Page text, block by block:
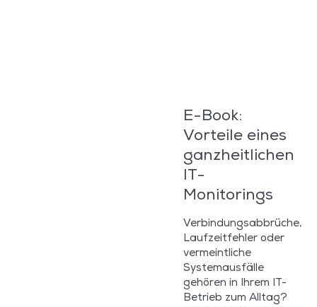
E-Book:
Vorteile eines
ganzheitlichen
IT-
Monitorings
Verbindungsabbrüche,
Laufzeitfehler oder
vermeintliche
Systemausfälle
gehören in Ihrem IT-
Betrieb zum Alltag?